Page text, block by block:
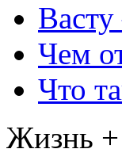
Чем
Что
Жизнь